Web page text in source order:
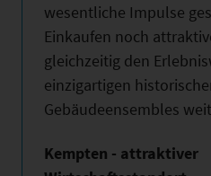
wesentliche Impulse
Einkaufen noch
gleichzeitig den
einzigartigen
Gebäudeensembles
Kempten - attraktiver